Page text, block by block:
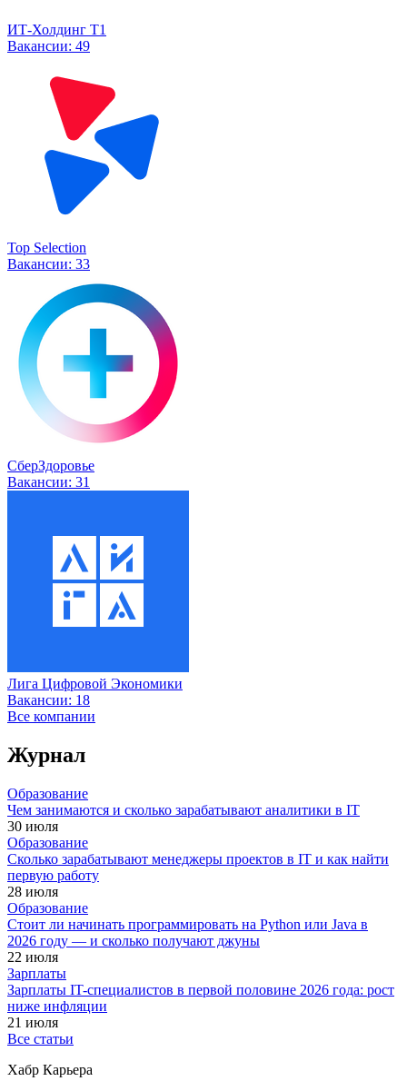
ИТ-Холдинг Т1
Вакансии: 49
Top Selection
Вакансии: 33
СберЗдоровье
Вакансии: 31
Лига Цифровой Экономики
Вакансии: 18
Все компании
Журнал
Образование
Чем занимаются и сколько зарабатывают аналитики в IT
30 июля
Образование
Сколько зарабатывают менеджеры проектов в IT и как найти
первую работу
28 июля
Образование
Стоит ли начинать программировать на Python или Java в
2026 году — и сколько получают джуны
22 июля
Зарплаты
Зарплаты IT-специалистов в первой половине 2026 года: рост
ниже инфляции
21 июля
Все статьи
Хабр Карьера